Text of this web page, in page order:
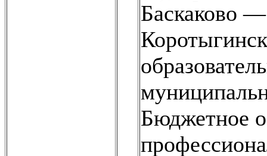
Баскаково
Бюджетное